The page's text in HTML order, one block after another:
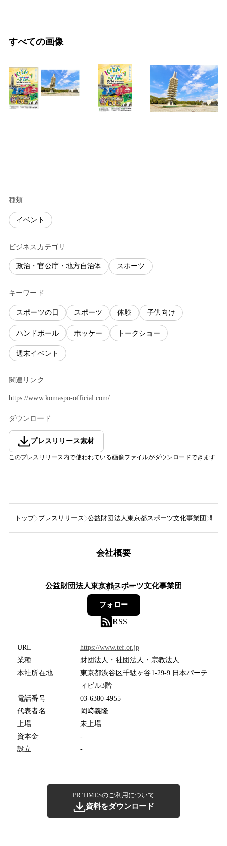
すべての画像
種類
イベント
ビジネスカテゴリ
政治・官公庁・地方自治体 スポーツ
キーワード
スポーツの日 スポーツ 体験 子供向け
ハンドボール ホッケー トークショー
週末イベント
関連リンク
https://www.komaspo-official.com/
ダウンロード
プレスリリース素材
このプレスリリース内で使われている画像ファイルがダウンロードできます
トップ プレスリリース 公益財団法人東京都スポーツ文化事業団 駒沢
会社概要
公益財団法人東京都スポーツ文化事業団
7フォロワー
フォロー
RSS
URL
https://www.tef.or.jp
業種
財団法人・社団法人・宗教法人
本社所在地
東京都渋谷区千駄ヶ谷1-29-9 日本パーテ
ィビル3階
電話番号
03-6380-4955
代表者名
岡﨑義隆
上場
未上場
資本金
-
設立
-
PR TIMESのご利用について
資料をダウンロード